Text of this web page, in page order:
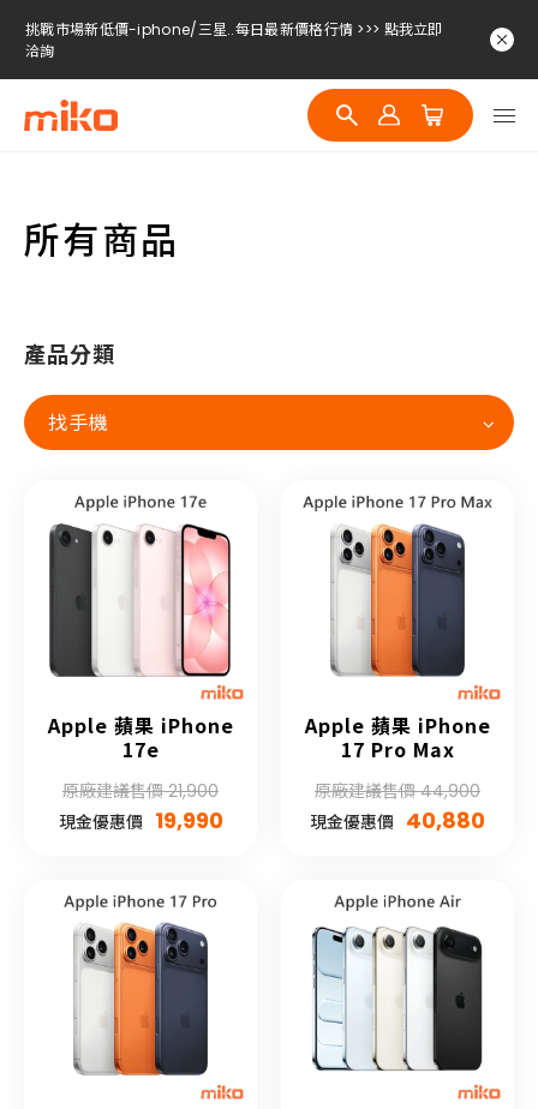
挑戰市場新低價-iphone/三星..每日最新價格行情 >>> 點我立即
洽詢
挑戰市場新低價-iphone/三星..每日最新價格行情 >>> 點我立即
洽詢
挑戰市場新低價-iphone/三星..每日最新價格行情 >>> 點我立即
所有商品
產品分類
找手機
Apple 蘋果 iPhone
17e
原廠建議售價 21,900
現金優惠價 19,990
Apple 蘋果 iPhone
17 Pro Max
原廠建議售價 44,900
現金優惠價 40,880